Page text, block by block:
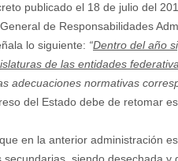
publicado el 18 de julio del
de Responsabilidades
lo siguiente: “Dentro del año
de las entidades
adecuaciones normativas
del Estado debe de retomar
en la anterior administración